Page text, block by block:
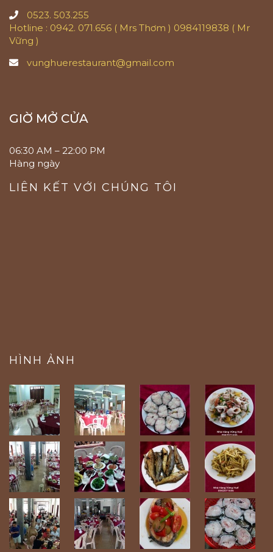
0523. 503.255
Hotline : 0942. 071.656 ( Mrs Thơm ) 0984119838 ( Mr
Vững )
vunghuerestaurant@gmail.com
GIỜ MỞ CỬA
06:30 AM – 22:00 PM
Hàng ngày
LIÊN KẾT VỚI CHÚNG TÔI
HÌNH ẢNH